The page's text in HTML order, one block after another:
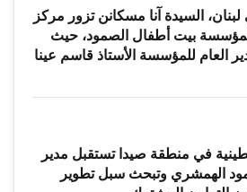
السيدة آنا مسكانن تزور مركز
لمؤسسة بيت أطفال الصمود، حيث
العام للمؤسسة الأستاذ قاسم عينا
في منطقة صيدا تستقبل مدير
الهمشري وتبحث سبل تطوير